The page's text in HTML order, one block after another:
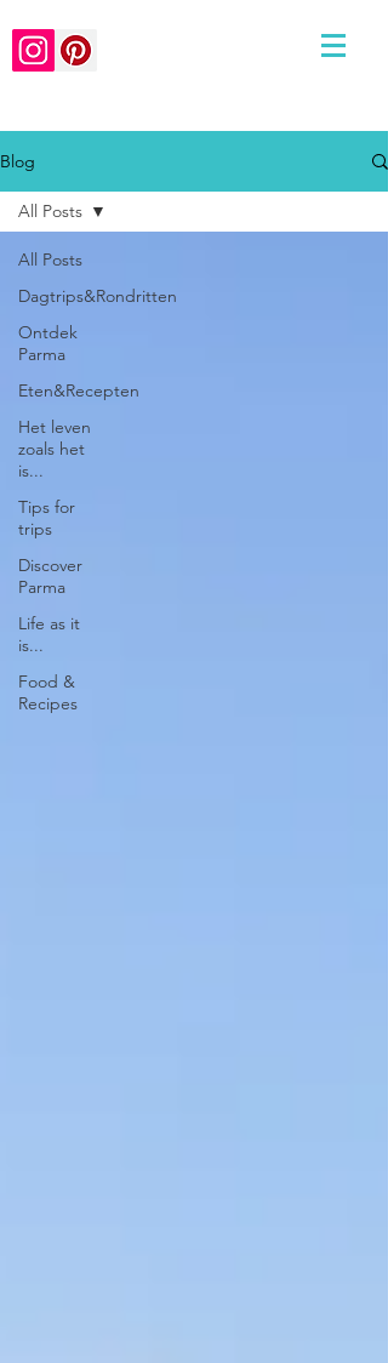
Blog
All Posts
Dagtrips&Rondritten
Ontdek
Parma
Eten&Recepten
Het leven
zoals het
is...
Tips for
trips
Discover
Parma
Life as it
is...
Food &
Recipes
All Posts